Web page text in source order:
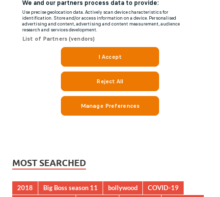
MOST SEARCHED
2018 Big Boss season 11 bollywood
COVID-19